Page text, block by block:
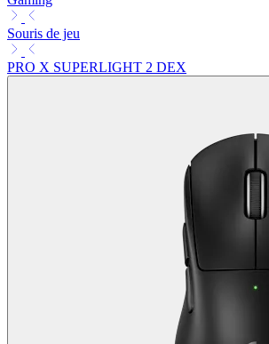
Souris de jeu
PRO X SUPERLIGHT 2 DEX